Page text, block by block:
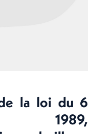
la loi du 6